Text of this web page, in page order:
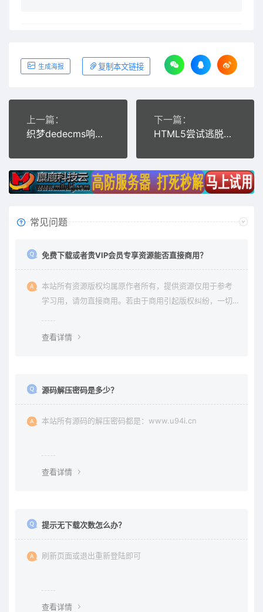
生成海报 复制本文链接
上一篇：
织梦dedecms响应式网站后台管理系统模板(自适应手机移动端)
下一篇：
HTML5尝试逃脱游戏源码下载
常见问题
免费下载或者贵VIP会员专享资源能否直接商用？
本站所有资源版权均属原作者所有，提供资源仅用于参考
学习用，请勿直接商用。若由于商用引起版权纠纷，一切
查看详情
源码解压密码是多少？
本站所有源码的解压密码都是：www.u94i.cn
查看详情
提示无下载次数怎么办？
刷新页面或退出重新登陆即可
查看详情